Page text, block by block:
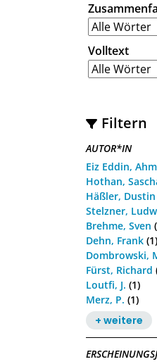
Volltext
Filtern
AUTOR*IN
Eiz Eddin,
Hothan,
Häßler, Dustin
Stelzner,
Brehme, Sven
Dehn, Frank (1)
Dombrowski,
Fürst, Richard
Loutfi, J. (1)
Merz, P. (1)
+ weitere